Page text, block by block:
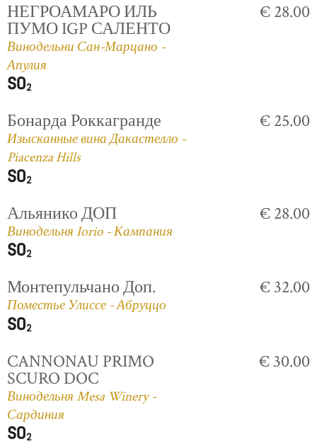
НЕГРОАМАРО ИЛЬ
ПУМО IGP САЛЕНТО
Винодельни Сан-Марцано -
Апулия
€ 28.00
Бонарда Роккагранде
Изысканные вина Дакастелло -
Piacenza Hills
€ 25.00
Альянико ДОП
Винодельня Iorio - Кампания
€ 28.00
Монтепульчано Доп.
Поместье Улиссе - Абруццо
€ 32.00
CANNONAU PRIMO
SCURO DOC
Винодельня Mesa Winery -
Сардиния
€ 30.00